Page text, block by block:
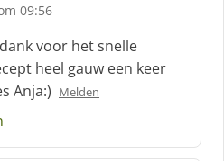
09:56
voor het snelle
heel gauw een keer
Anja:) Melden